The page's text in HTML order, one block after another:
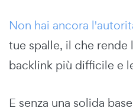
Non hai ancora
tue spalle, il che
backlink più difficile e
E senza una solida